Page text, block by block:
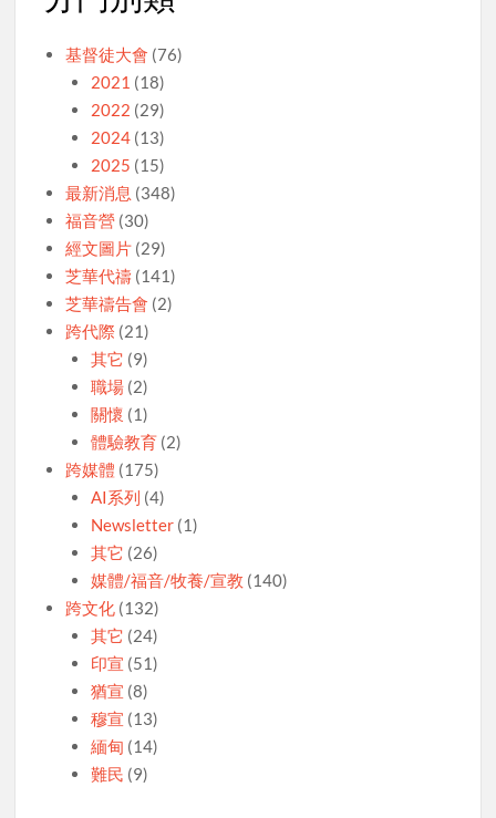
基督徒大會 (76)
2021 (18)
2022 (29)
2024(13)
2025 (15)
最新消息 (348)
福音營 (30)
經文圖片 (29)
芝華代禱 (141)
芝華禱告會 (2)
跨代際 (21)
其它 (9)
職場(2)
關懷 (1)
體驗教育(2)
跨媒體 (175)
AI系列 (4)
Newsletter(1)
其它 (26)
媒體/福音/牧養/宣教 (140)
跨文化 (132)
其它 (24)
印宣 (51)
猶宣 (8)
穆宣 (13)
緬甸 (14)
難民 (9)